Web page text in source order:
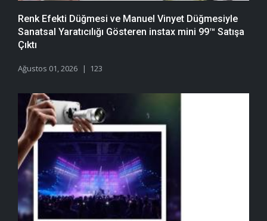
Renk Efekti Düğmesi ve Manuel Vinyet Düğmesiyle
Sanatsal Yaratıcılığı Gösteren instax mini 99™ Satışa
Çıktı
Ağustos 01, 2026 123